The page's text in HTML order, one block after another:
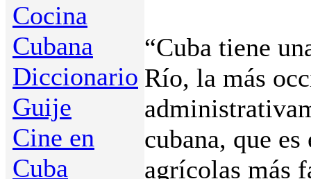
Cocina
Cubana
Diccionario
Guije
Cine en
Cuba
“Cuba tiene
Río, la más
cubana, que
agrícolas más